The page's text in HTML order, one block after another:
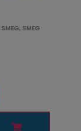
SMEG, SMEG